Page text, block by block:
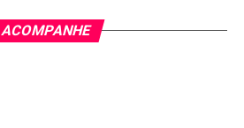
ACOMPANHE